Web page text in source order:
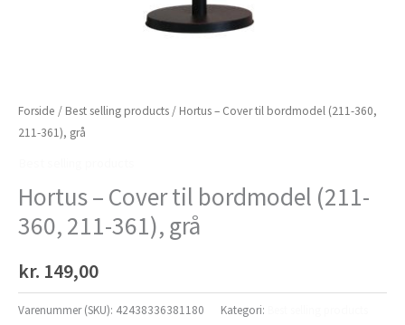
Forside / Best selling products / Hortus – Cover til bordmodel (211-360,
211-361), grå
Hortus – Cover til bordmodel (211-
360, 211-361), grå
kr. 149,00
Varenummer (SKU): 42438336381180 Kategori: